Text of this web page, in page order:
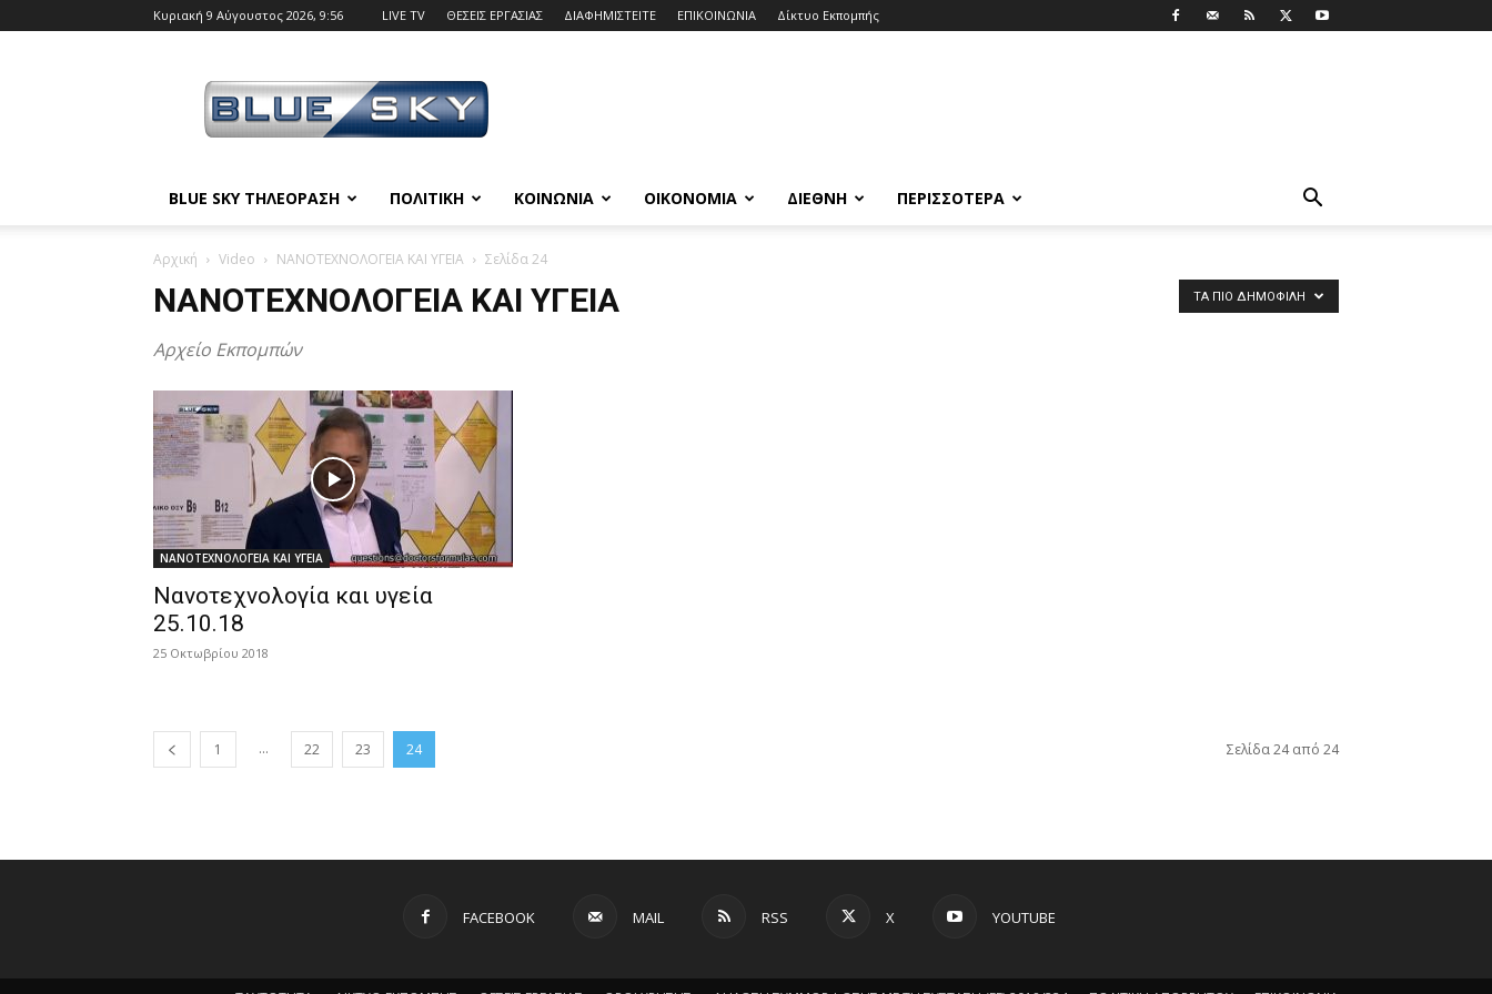
Κυριακή 9 Αύγουστος 2026, 9:56 LIVE TV ΘΕΣΕΙΣ ΕΡΓΑΣΙΑΣ ΔΙΑΦΗΜΙΣΤΕΙΤΕ ΕΠΙΚΟΙΝΩΝΙΑ Δίκτυο Εκπομπής
SKY
BLUE SKY ΤΗΛΕΟΡΑΣΗ ΠΟΛΙΤΙΚΗ ΚΟΙΝΩΝΙΑ ΟΙΚΟΝΟΜΙΑ ΔΙΕΘΝΗ ΠΕΡΙΣΣΟΤΕΡΑ
Αρχική Video ΝΑΝΟΤΕΧΝΟΛΟΓΕΙΑ ΚΑΙ ΥΓΕΙΑ Σελίδα 24
ΝΑΝΟΤΕΧΝΟΛΟΓΕΙΑ ΚΑΙ ΥΓΕΙΑ
Αρχείο Εκπομπών
ΤΑ ΠΙΟ ΔΗΜΟΦΙΛΉ
ΝΑΝΟΤΕΧΝΟΛΟΓΕΙΑ ΚΑΙ ΥΓΕΙΑ
Νανοτεχνολογία και υγεία
25.10.18
25 Οκτωβρίου 2018
1 ... 22 23 24 Σελίδα 24 από 24
FACEBOOK MAIL RSS X YOUTUBE